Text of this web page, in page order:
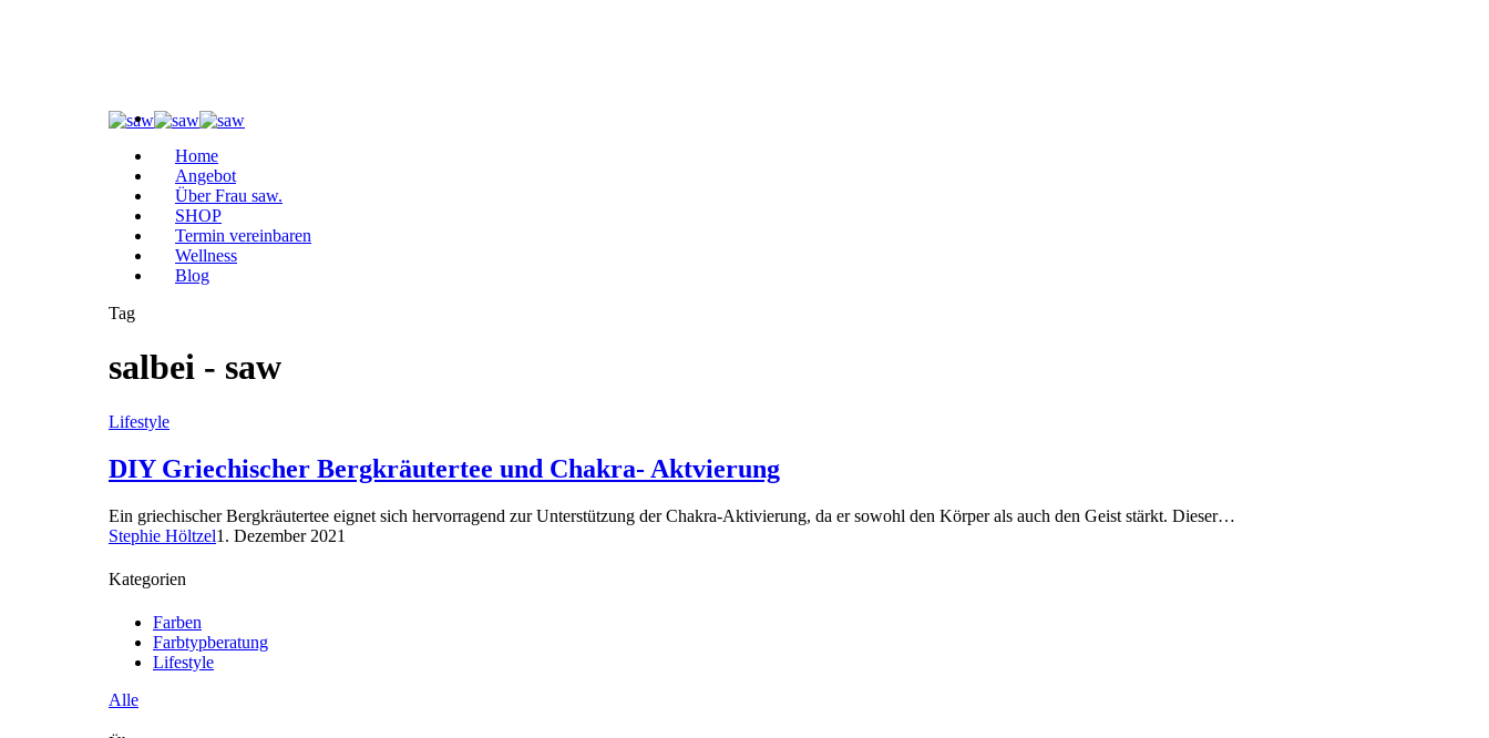
Home
Angebot
Über Frau saw.
SHOP
Termin vereinbaren
Wellness
Blog
Tag
salbei - saw
Lifestyle
DIY Griechischer Bergkräutertee und Chakra- Aktvierung
Ein griechischer Bergkräutertee eignet sich hervorragend zur Unterstützung der Chakra-Aktivierung, da er sowohl den Körper als auch den Geist stärkt. Dieser…
Stephie Höltzel1. Dezember 2021
Kategorien
Farben
Farbtypberatung
Lifestyle
Alle